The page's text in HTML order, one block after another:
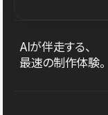
AIが伴走する、
最速の制作体験。